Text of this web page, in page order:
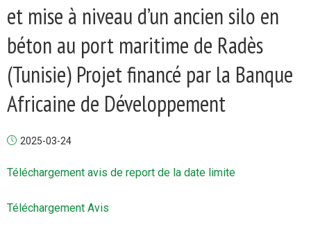
et mise à niveau d’un ancien silo en
béton au port maritime de Radès
(Tunisie) Projet financé par la Banque
Africaine de Développement
2025-03-24
Téléchargement avis de report de la date limite
Téléchargement Avis